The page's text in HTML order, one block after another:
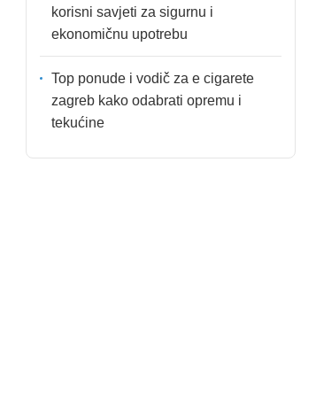
korisni savjeti za sigurnu i
ekonomičnu upotrebu
Top ponude i vodič za e cigarete
zagreb kako odabrati opremu i
tekućine